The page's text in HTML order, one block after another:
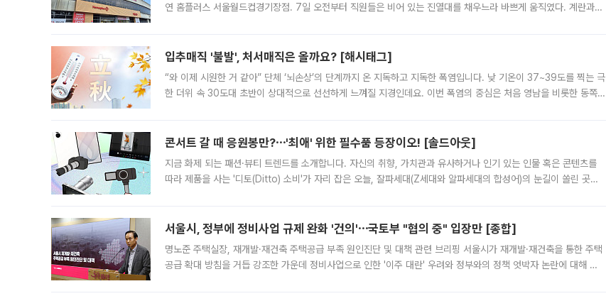
연 홈플러스 서울월드컵경기장점. 7일 오전부터 직원들은 비어 있는 진열대를 채우느라 바쁘게 움직였다. 계란과
입추매직 '불발', 처서매직은 올까요? [해시태그]
“와 이제 시원한 거 같아” 단체 ‘뇌손상’의 단계까지 온 지독하고 지독한 폭염입니다. 낮 기온이 37~39도를 찍는 극
한 더위 속 30도대 초반이 상대적으로 선선하게 느껴질 지경인데요. 이번 폭염의 중심은 처음 영남을 비롯한 동쪽
콘서트 갈 때 응원봉만?⋯'최애' 위한 필수품 등장이오! [솔드아웃]
지금 화제 되는 패션·뷰티 트렌드를 소개합니다. 자신의 취향, 가치관과 유사하거나 인기 있는 인물 혹은 콘텐츠를
따라 제품을 사는 '디토(Ditto) 소비'가 자리 잡은 오늘, 잘파세대(Z세대와 알파세대의 합성어)의 눈길이 쏠린 곳은
서울시, 정부에 정비사업 규제 완화 '건의'⋯국토부 "협의 중" 입장만 [종합]
명노준 주택실장, 재개발·재건축 주택공급 부족 원인진단 및 대책 관련 브리핑 서울시가 재개발·재건축을 통한 주택
공급 확대 방침을 거듭 강조한 가운데 정비사업으로 인한 '이주 대란' 우려와 정부와의 정책 엇박자 논란에 대해 정